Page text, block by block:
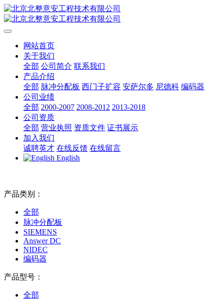
网站首页
关于我们
全部 公司简介 联系我们
产品介绍
全部 脉冲分配板 西门子扩容 安萨尔多 尼德科 编码器
公司业绩
全部 2000-2007 2008-2012 2013-2018
公司资质
全部 营业执照 资质文件 证书展示
加入我们
诚聘英才 在线反馈 在线留言
English
产品类别：
全部
脉冲分配板
SIEMENS
Answer DC
NIDEC
编码器
产品型号：
全部